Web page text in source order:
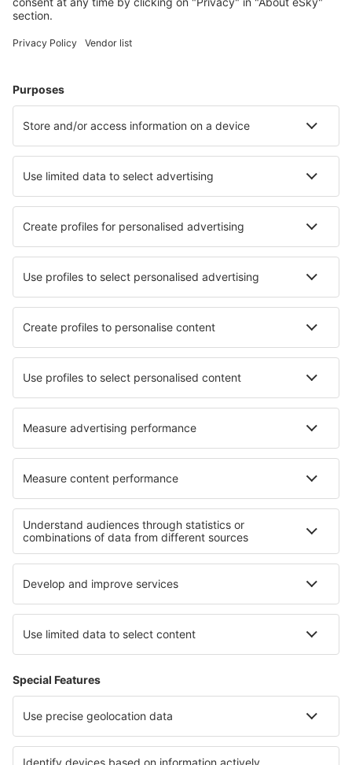
Cele mai căutate hoteluri de către utilizatorii eSky
Hoteluri în Malaga
Hoteluri în Madrid Hoteluri în Mijas Hoteluri în Marbella
Hoteluri în Cala'n Bosch Hoteluri în Carnota
Hoteluri în Finestrat Hoteluri în Blanes
Cele mai bune hoteluri - orașe
Hoteluri în Ingham Hoteluri în Saluda
Hoteluri Cassinasco Hoteluri în Sainte-Radegonde
Hoteluri în Loibichl Hoteluri în Vezza dʼOglio
Cele mai bune hoteluri - regiuni
Hoteluri în Costa Verde Hoteluri in Andaluzia
Hoteluri in Gran Canaria Hoteluri in Castilia și León
Hoteluri in Mallorca Hoteluri în Santander
Hoteluri in Parcul Național Magurski Hoteluri in Bocas del Toro